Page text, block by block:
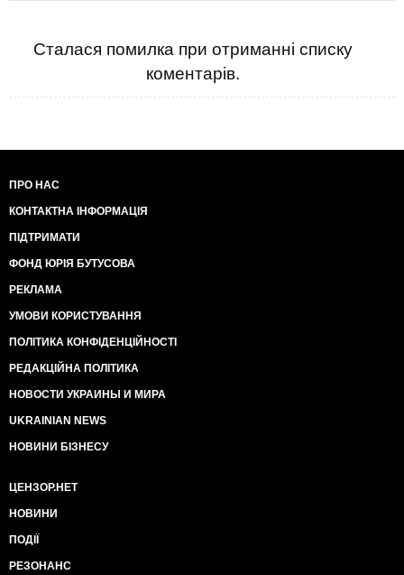
Сталася помилка при отриманні списку
коментарів.
ПРО НАС
КОНТАКТНА ІНФОРМАЦІЯ
ПІДТРИМАТИ
ФОНД ЮРІЯ БУТУСОВА
РЕКЛАМА
УМОВИ КОРИСТУВАННЯ
ПОЛІТИКА КОНФІДЕНЦІЙНОСТІ
РЕДАКЦІЙНА ПОЛІТИКА
НОВОСТИ УКРАИНЫ И МИРА
UKRAINIAN NEWS
НОВИНИ БІЗНЕСУ
ЦЕНЗОР.НЕТ
НОВИНИ
ПОДІЇ
РЕЗОНАНС